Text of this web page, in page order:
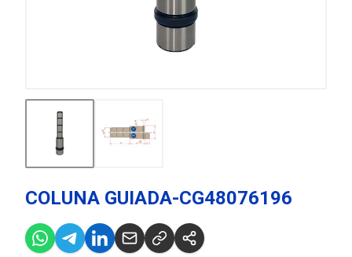
COLUNA GUIADA-CG48076196